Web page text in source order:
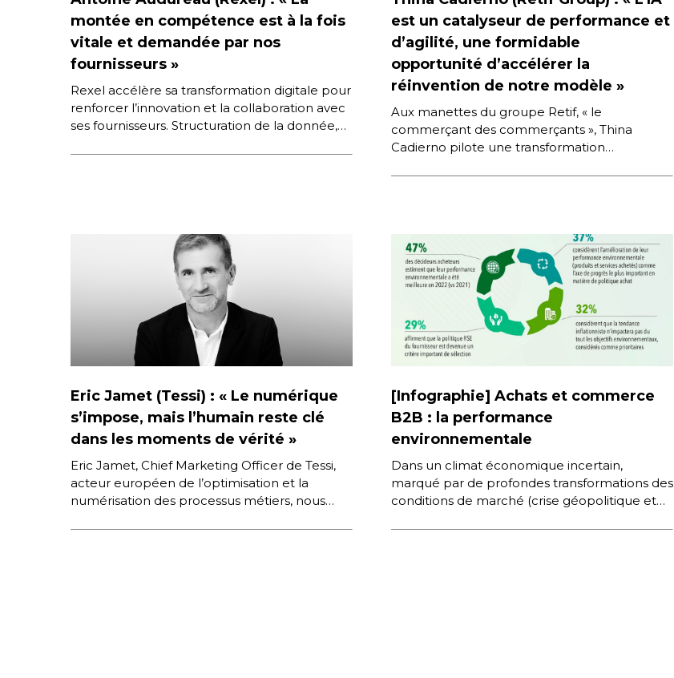
montée en compétence est à la fois
vitale et demandée par nos
fournisseurs »
Rexel accélère sa transformation digitale pour
renforcer l’innovation et la collaboration avec
ses fournisseurs. Structuration de la donnée,
est un catalyseur de performance et
d’agilité, une formidable
opportunité d’accélérer la
réinvention de notre modèle »
Aux manettes du groupe Retif, « le
commerçant des commerçants », Thina
Cadierno pilote une transformation
Eric Jamet (Tessi) : « Le numérique
s’impose, mais l’humain reste clé
dans les moments de vérité »
Eric Jamet, Chief Marketing Officer de Tessi,
acteur européen de l’optimisation et la
numérisation des processus métiers, nous
[Infographie] Achats et commerce
B2B : la performance
environnementale
Dans un climat économique incertain,
marqué par de profondes transformations des
conditions de marché (crise géopolitique et